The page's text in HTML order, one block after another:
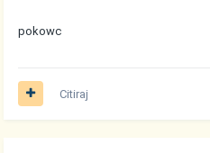
pokowc
Citiraj